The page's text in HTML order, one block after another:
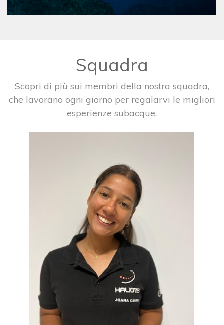
Squadra
Scopri di più sui membri della nostra squadra,
che lavorano ogni giorno per regalarvi le migliori
esperienze subacque.